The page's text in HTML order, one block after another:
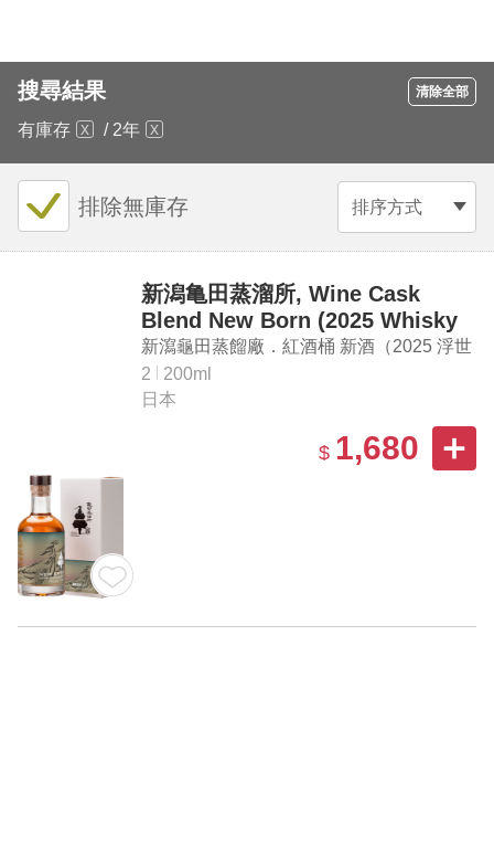
搜尋結果 清除全部
有庫存 / 2年
排序方式
排除無庫存
新潟亀田蒸溜所, Wine Cask
Blend New Born (2025 Whisky
Taste Expo Limited Edition)
新瀉龜田蒸餾廠．紅酒桶 新酒（2025 浮世
繪酒展聯名限量版）
2
200ml
日本
$ 1,680